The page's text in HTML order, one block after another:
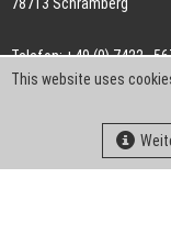
Telefon: +49 (0) 7422 .
Telefax: +49 (0) 7422 .
info-ch@kern-
This website uses